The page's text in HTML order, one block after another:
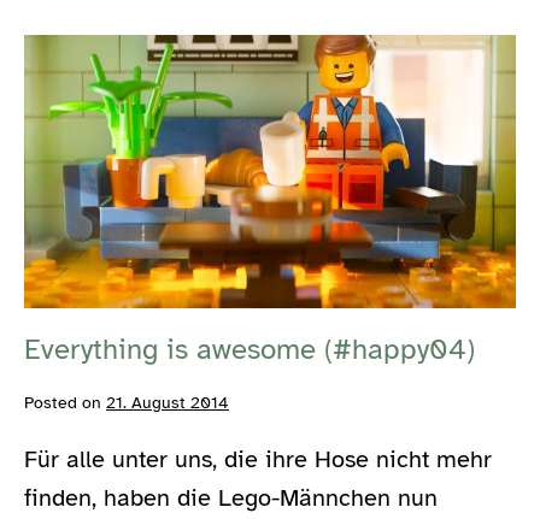
Everything
awesome
(#happy04)
Everything is awesome (#happy04)
Posted on 21. August 2014
Für alle unter uns, die ihre Hose nicht mehr
finden, haben die Lego-Männchen nun